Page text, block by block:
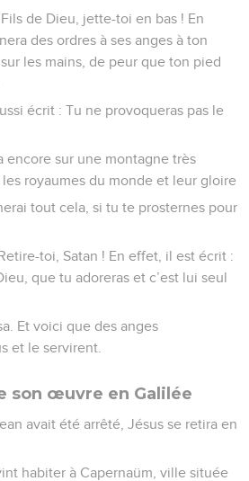
de Dieu, jette-toi en bas ! En
des ordres à ses anges à ton
les mains, de peur que ton pied
écrit : Tu ne provoqueras pas le
encore sur une montagne très
royaumes du monde et leur gloire
tout cela, si tu te prosternes pour
toi, Satan ! En effet, il est écrit :
que tu adoreras et c’est lui seul
Et voici que des anges
et le servirent.
son œuvre en Galilée
avait été arrêté, Jésus se retira en
habiter à Capernaüm, ville située